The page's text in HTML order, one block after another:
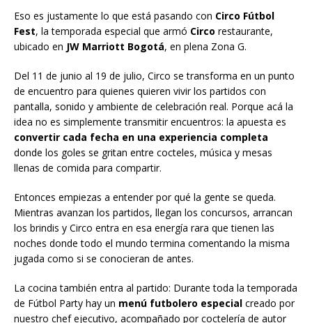
Eso es justamente lo que está pasando con Circo Fútbol
Fest, la temporada especial que armó Circo restaurante,
ubicado en JW Marriott Bogotá, en plena Zona G.
Del 11 de junio al 19 de julio, Circo se transforma en un punto
de encuentro para quienes quieren vivir los partidos con
pantalla, sonido y ambiente de celebración real. Porque acá la
idea no es simplemente transmitir encuentros: la apuesta es
convertir cada fecha en una experiencia completa
donde los goles se gritan entre cocteles, música y mesas
llenas de comida para compartir.
Entonces empiezas a entender por qué la gente se queda.
Mientras avanzan los partidos, llegan los concursos, arrancan
los brindis y Circo entra en esa energía rara que tienen las
noches donde todo el mundo termina comentando la misma
jugada como si se conocieran de antes.
La cocina también entra al partido: Durante toda la temporada
de Fútbol Party hay un menú futbolero especial creado por
nuestro chef ejecutivo, acompañado por coctelería de autor